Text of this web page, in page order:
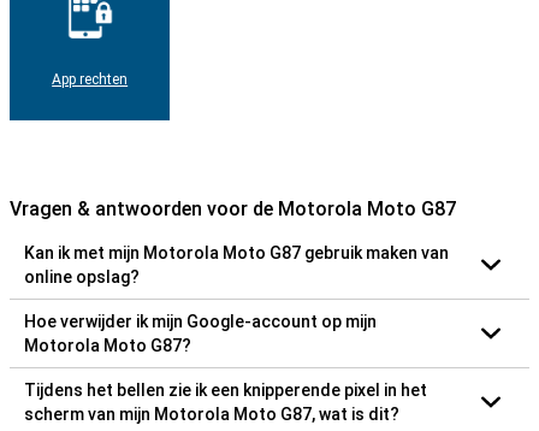
App rechten
Vragen & antwoorden voor de Motorola Moto G87
Kan ik met mijn Motorola Moto G87 gebruik maken van
online opslag?
Hoe verwijder ik mijn Google-account op mijn
Motorola Moto G87?
Tijdens het bellen zie ik een knipperende pixel in het
scherm van mijn Motorola Moto G87, wat is dit?